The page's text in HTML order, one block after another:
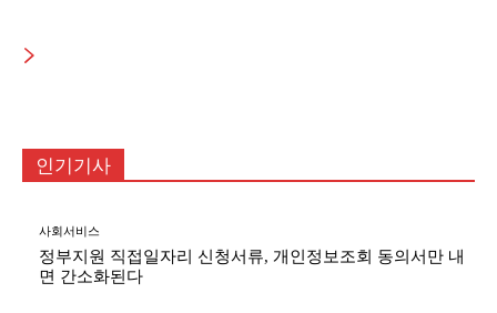
인기기사
사회서비스
정부지원 직접일자리 신청서류, 개인정보조회 동의서만 내
면 간소화된다